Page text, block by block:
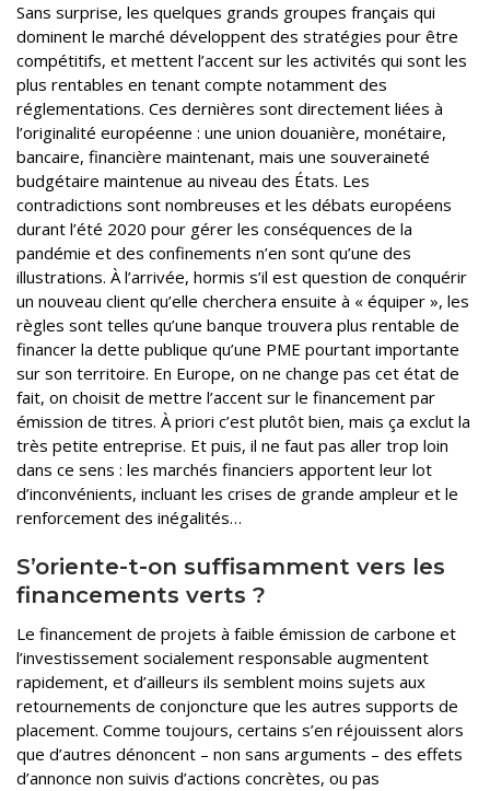
Sans surprise, les quelques grands groupes français qui
dominent le marché développent des stratégies pour être
compétitifs, et mettent l’accent sur les activités qui sont les
plus rentables en tenant compte notamment des
réglementations. Ces dernières sont directement liées à
l’originalité européenne : une union douanière, monétaire,
bancaire, financière maintenant, mais une souveraineté
budgétaire maintenue au niveau des États. Les
contradictions sont nombreuses et les débats européens
durant l’été 2020 pour gérer les conséquences de la
pandémie et des confinements n’en sont qu’une des
illustrations. À l’arrivée, hormis s’il est question de conquérir
un nouveau client qu’elle cherchera ensuite à « équiper », les
règles sont telles qu’une banque trouvera plus rentable de
financer la dette publique qu’une PME pourtant importante
sur son territoire. En Europe, on ne change pas cet état de
fait, on choisit de mettre l’accent sur le financement par
émission de titres. À priori c’est plutôt bien, mais ça exclut la
très petite entreprise. Et puis, il ne faut pas aller trop loin
dans ce sens : les marchés financiers apportent leur lot
d’inconvénients, incluant les crises de grande ampleur et le
renforcement des inégalités…
S’oriente-t-on suffisamment vers les
financements verts ?
Le financement de projets à faible émission de carbone et
l’investissement socialement responsable augmentent
rapidement, et d’ailleurs ils semblent moins sujets aux
retournements de conjoncture que les autres supports de
placement. Comme toujours, certains s’en réjouissent alors
que d’autres dénoncent – non sans arguments – des effets
d’annonce non suivis d’actions concrètes, ou pas